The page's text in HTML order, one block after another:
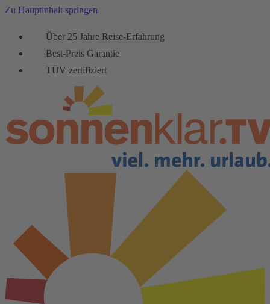
Zu Hauptinhalt springen
Über 25 Jahre Reise-Erfahrung
Best-Preis Garantie
TÜV zertifiziert